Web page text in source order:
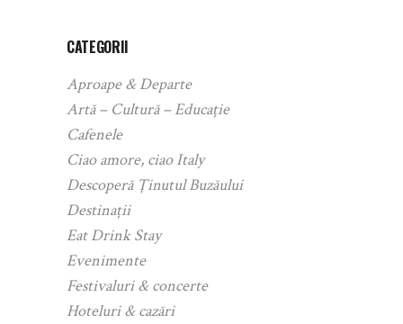
CATEGORII
Aproape & Departe
Artă – Cultură – Educație
Cafenele
Ciao amore, ciao Italy
Descoperă Ținutul Buzăului
Destinații
Eat Drink Stay
Evenimente
Festivaluri & concerte
Hoteluri & cazări